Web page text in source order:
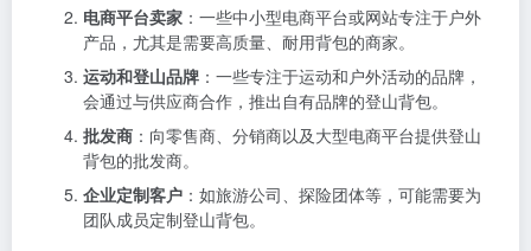
电商平台卖家 ：一些中小型电商平台或网站专注于户外
产品，尤其是需要高质量、耐用背包的商家。
运动和登山品牌 ：一些专注于运动和户外活动的品牌，
会通过与供应商合作，推出自有品牌的登山背包。
批发商 ：向零售商、分销商以及大型电商平台提供登山
背包的批发商。
企业定制客户 ：如旅游公司、探险团体等，可能需要为
团队成员定制登山背包。